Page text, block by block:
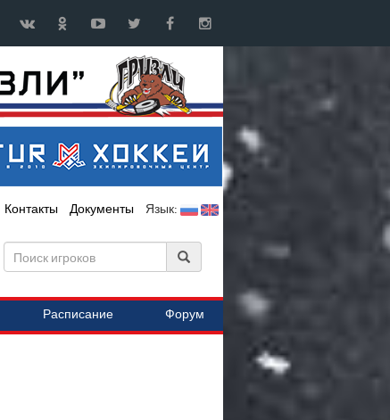
Контакты Документы Язык:
Расписание Форум